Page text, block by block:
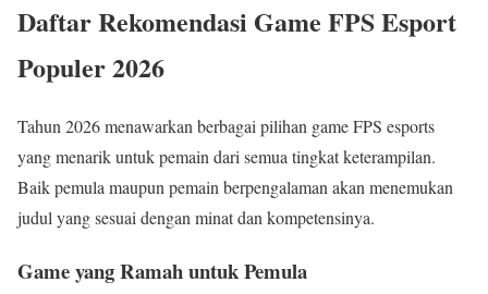
Daftar Rekomendasi Game FPS Esport
Populer 2026
Tahun 2026 menawarkan berbagai pilihan game FPS esports
yang menarik untuk pemain dari semua tingkat keterampilan.
Baik pemula maupun pemain berpengalaman akan menemukan
judul yang sesuai dengan minat dan kompetensinya.
Game yang Ramah untuk Pemula